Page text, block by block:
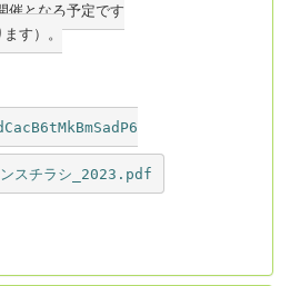
催となる予定です
す）。
ンスチラシ_2023.pdf